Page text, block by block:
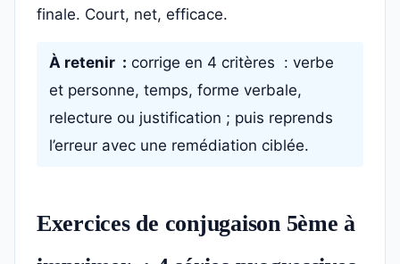
finale. Court, net, efficace.
À retenir : corrige en 4 critères : verbe
et personne, temps, forme verbale,
relecture ou justification ; puis reprends
l’erreur avec une remédiation ciblée.
Exercices de conjugaison 5ème à